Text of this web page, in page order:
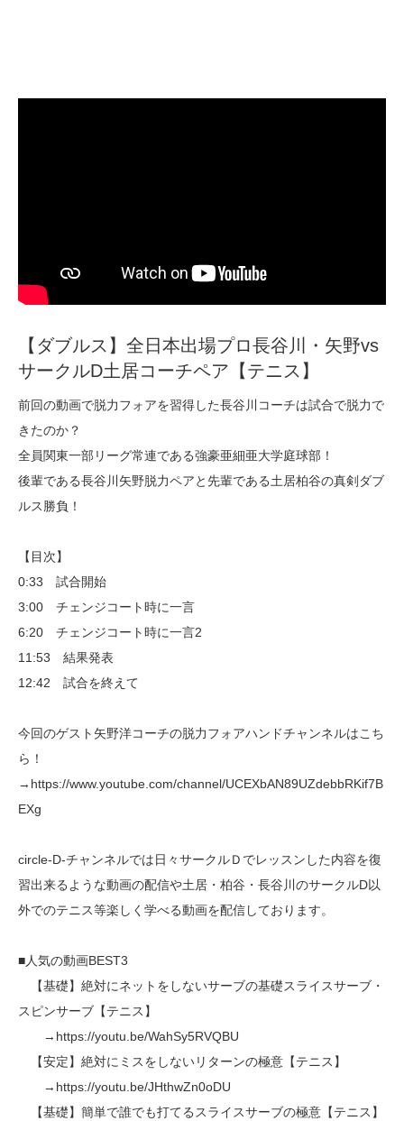
【ダブルス】全日本出場プロ長谷川・矢野vs
サークルD土居コーチペア【テニス】
前回の動画で脱力フォアを習得した長谷川コーチは試合で脱力で
きたのか？
全員関東一部リーグ常連である強豪亜細亜大学庭球部！
後輩である長谷川矢野脱力ペアと先輩である土居柏谷の真剣ダブ
ルス勝負！
【目次】
0:33 試合開始
3:00 チェンジコート時に一言
6:20 チェンジコート時に一言2
11:53 結果発表
12:42 試合を終えて
今回のゲスト矢野洋コーチの脱力フォアハンドチャンネルはこち
ら！
→https://www.youtube.com/channel/UCEXbAN89UZdebbRKif7B
EXg
circle-D-チャンネルでは日々サークルＤでレッスンした内容を復
習出来るような動画の配信や土居・柏谷・長谷川のサークルD以
外でのテニス等楽しく学べる動画を配信しております。
■人気の動画BEST3
【基礎】絶対にネットをしないサーブの基礎スライスサーブ・
スピンサーブ【テニス】
→https://youtu.be/WahSy5RVQBU
【安定】絶対にミスをしないリターンの極意【テニス】
→https://youtu.be/JHthwZn0oDU
【基礎】簡単で誰でも打てるスライスサーブの極意【テニス】